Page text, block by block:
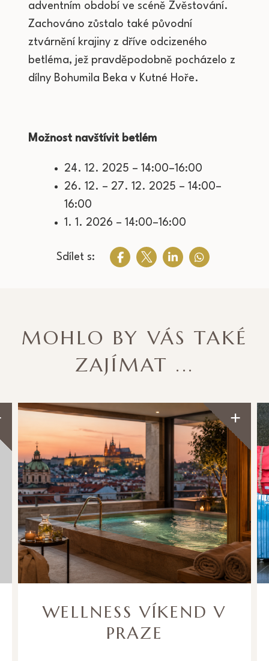
adventním období ve scéně Zvěstování.
Zachováno zůstalo také původní
ztvárnění krajiny z dříve odcizeného
betléma, jež pravděpodobně pocházelo z
dílny Bohumila Beka v Kutné Hoře.
Možnost navštívit betlém
24. 12. 2025 – 14:00–16:00
26. 12. – 27. 12. 2025 – 14:00–
16:00
1. 1. 2026 – 14:00–16:00
Sdílet s:
MOHLO BY VÁS TAKÉ
ZAJÍMAT ...
WELLNESS VÍKEND V
PRAZE